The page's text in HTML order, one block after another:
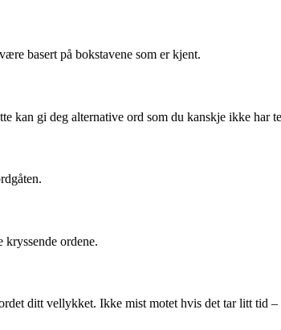
basert på bokstavene som er kjent.
kan gi deg alternative ord som du kanskje ikke har
ordene.
ditt vellykket. Ikke mist motet hvis det tar litt tid